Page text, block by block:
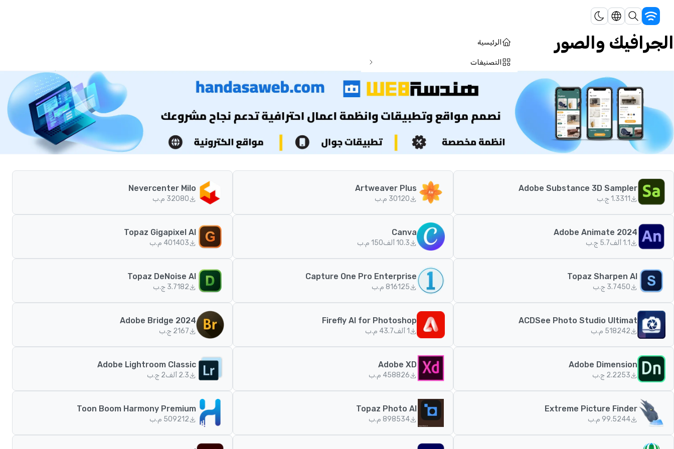
الرئيسية
التصنيفات
الجرافيك والصور
Adobe Substance 3D Sampler
3111.3 ج.ب
Artweaver Plus
12030 م.ب
Nevercenter Milo
80320 م.ب
Adobe Animate 2024
1.1 ألف 5.7 ج.ب
Canva
10.3 ألف 150 م.ب
Topaz Gigapixel AI
403401 م.ب
Topaz Sharpen AI
4503.7 ج.ب
Capture One Pro Enterprise
125816 م.ب
Topaz DeNoise AI
1823.7 ج.ب
ACDSee Photo Studio Ultimat
242518 م.ب
Firefly AI for Photoshop
1 ألف 43.7 م.ب
Adobe Bridge 2024
1672 ج.ب
Adobe Dimension
2532.2 ج.ب
Adobe XD
826458 م.ب
Adobe Lightroom Classic
2.3 ألف 2 ج.ب
Extreme Picture Finder
24499.5 م.ب
Topaz Photo AI
534898 م.ب
Toon Boom Harmony Premium
212509 م.ب